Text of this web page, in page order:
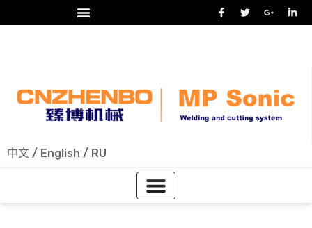
中文 / English / RU